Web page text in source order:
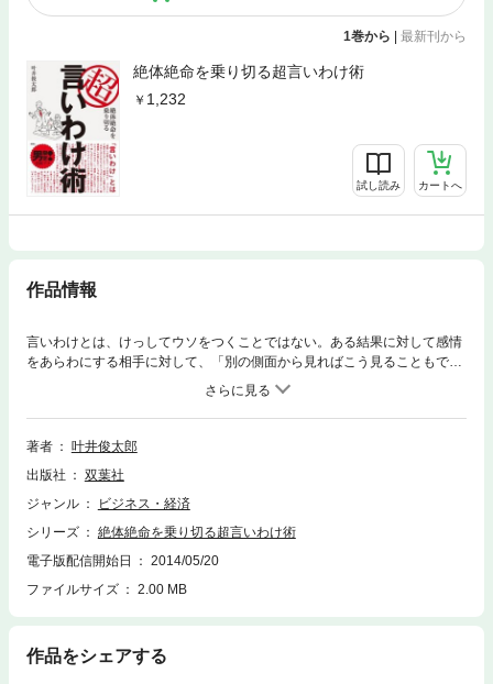
1巻から | 最新刊から
絶体絶命を乗り切る超言いわけ術
1,232
試し読み カートへ
作品情報
言いわけとは、けっしてウソをつくことではない。ある結果に対して感情
をあらわにする相手に対して、「別の側面から見ればこう見ることもでき
るんですよ」と伝え、納得させるための“大人の会話術”である。多くの女
性と修羅場を迎え、三度の離婚を経験し、事業の失敗で借金に追われるな
ど、幾多の修羅場を乗り越えてきた男の「絶対使える言いわけ」をキミに
伝授！
著者
叶井俊太郎
出版社
双葉社
ジャンル
ビジネス・経済
シリーズ
絶体絶命を乗り切る超言いわけ術
電子版配信開始日
2014/05/20
ファイルサイズ
2.00 MB
作品をシェアする